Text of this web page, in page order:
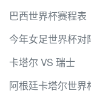
巴西世界杯赛程表
今年女足世界杯对
卡塔尔 VS 瑞士
阿根廷卡塔尔世界